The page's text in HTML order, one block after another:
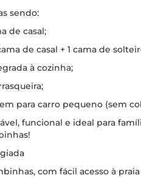
sendo:
de casal;
de casal + 1 cama de
à cozinha;
para carro pequeno (sem
funcional e ideal para
com fácil acesso à